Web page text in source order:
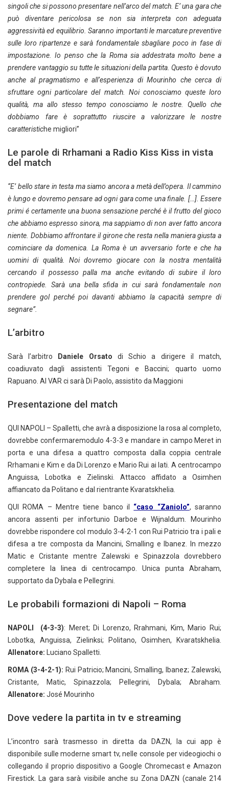
singoli che si possono presentare nell’arco del match. E’ una gara che
può diventare pericolosa se non sia interpreta con adeguata
aggressività ed equilibrio. Saranno importanti le marcature preventive
sulle loro ripartenze e sarà fondamentale sbagliare poco in fase di
impostazione. Io penso che la Roma sia addestrata molto bene a
prendere vantaggio su tutte le situazioni della partita. Questo è dovuto
anche al pragmatismo e all’esperienza di Mourinho che cerca di
sfruttare ogni particolare del match. Noi conosciamo queste loro
qualità, ma allo stesso tempo conosciamo le nostre. Quello che
dobbiamo fare è soprattutto riuscire a valorizzare le nostre
caratteristiche migliori”
Le parole di Rrhamani a Radio Kiss Kiss in vista
del match
“E’ bello stare in testa ma siamo ancora a metà dell’opera. Il cammino
è lungo e dovremo pensare ad ogni gara come una finale. […]. Essere
primi é certamente una buona sensazione perché è il frutto del gioco
che abbiamo espresso sinora, ma sappiamo di non aver fatto ancora
niente. Dobbiamo affrontare il girone che resta nella maniera giusta a
cominciare da domenica. La Roma è un avversario forte e che ha
uomini di qualità. Noi dovremo giocare con la nostra mentalità
cercando il possesso palla ma anche evitando di subire il loro
contropiede. Sarà una bella sfida in cui sarà fondamentale non
prendere gol perché poi davanti abbiamo la capacità sempre di
segnare”.
L’arbitro
Sarà l’arbitro Daniele Orsato di Schio a dirigere il match,
coadiuvato dagli assistenti Tegoni e Baccini; quarto uomo
Rapuano. Al VAR ci sarà Di Paolo, assistito da Maggioni
Presentazione del match
QUI NAPOLI – Spalletti, che avrà a disposizione la rosa al completo,
dovrebbe confermaremodulo 4-3-3 e mandare in campo Meret in
porta e una difesa a quattro composta dalla coppia centrale
Rrhamani e Kim e da Di Lorenzo e Mario Rui ai lati. A centrocampo
Anguissa, Lobotka e Zielinski. Attacco affidato a Osimhen
affiancato da Politano e dal rientrante Kvaratskhelia.
QUI ROMA – Mentre tiene banco il “caso “Zaniolo”, saranno
ancora assenti per infortunio Darboe e Wijnaldum. Mourinho
dovrebbe rispondere col modulo 3-4-2-1 con Rui Patricio tra i pali e
difesa a tre composta da Mancini, Smalling e Ibanez. In mezzo
Matic e Cristante mentre Zalewski e Spinazzola dovrebbero
completere la linea di centrocampo. Unica punta Abraham,
supportato da Dybala e Pellegrini.
Le probabili formazioni di Napoli – Roma
NAPOLI (4-3-3): Meret; Di Lorenzo, Rrahmani, Kim, Mario Rui;
Lobotka, Anguissa, Zielinksi; Politano, Osimhen, Kvaratskhelia.
Allenatore: Luciano Spalletti.
ROMA (3-4-2-1): Rui Patricio; Mancini, Smalling, Ibanez; Zalewski,
Cristante, Matic, Spinazzola; Pellegrini, Dybala; Abraham.
Allenatore: José Mourinho
Dove vedere la partita in tv e streaming
L’incontro sarà trasmesso in diretta da DAZN, la cui app è
disponibile sulle moderne smart tv, nelle console per videogiochi o
collegando il proprio dispositivo a Google Chromecast e Amazon
Firestick. La gara sarà visibile anche su Zona DAZN (canale 214